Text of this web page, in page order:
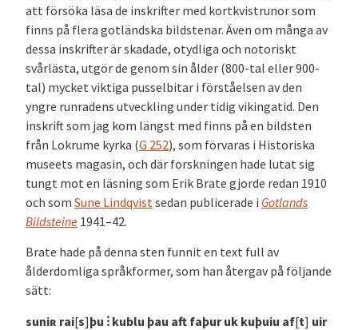
att försöka läsa de inskrifter med kortkvistrunor som
finns på flera gotländska bildstenar. Även om många av
dessa inskrifter är skadade, otydliga och notoriskt
svårlästa, utgör de genom sin ålder (800-tal eller 900-
tal) mycket viktiga pusselbitar i förståelsen av den
yngre runradens utveckling under tidig vikingatid. Den
inskrift som jag kom längst med finns på en bildsten
från Lokrume kyrka (G 252), som förvaras i Historiska
museets magasin, och där forskningen hade lutat sig
tungt mot en läsning som Erik Brate gjorde redan 1910
och som Sune Lindqvist sedan publicerade i Gotlands
Bildsteine 1941–42.
Brate hade på denna sten funnit en text full av
ålderdomliga språkformer, som han återgav på följande
sätt:
suniʀ rai[s]þu ⁝ kublu þau aft faþur uk kuþuiu af[t] uir